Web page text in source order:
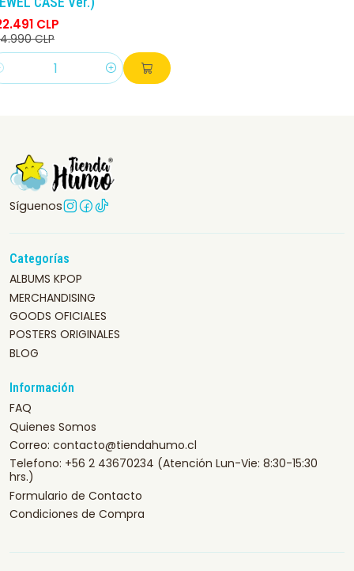
CLP
CLP
Síguenos
Categorías
ALBUMS KPOP
MERCHANDISING
GOODS OFICIALES
POSTERS ORIGINALES
BLOG
Información
FAQ
Quienes Somos
Correo: contacto@tiendahumo.cl
Telefono: +56 2 43670234 (Atención Lun-Vie: 8:30-15:30
hrs.)
Formulario de Contacto
Condiciones de Compra